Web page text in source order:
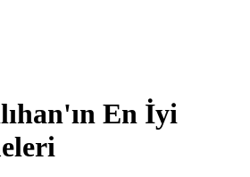
En İyi